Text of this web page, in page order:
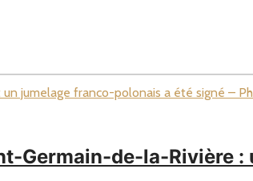
Germain-de-la-Rivière